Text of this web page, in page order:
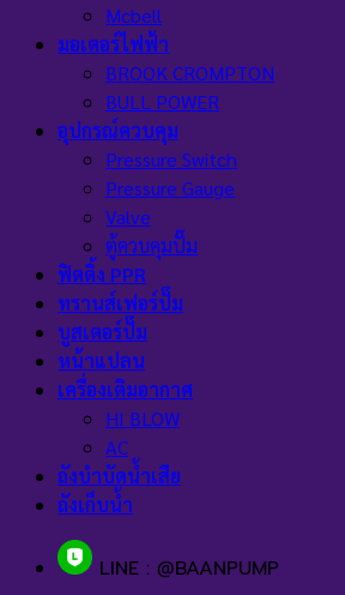
Mcbell
มอเตอร์ไฟฟ้า
BROOK CROMPTON
BULL POWER
อุปกรณ์ควบคุม
Pressure Switch
Pressure Gauge
Valve
ตู้ควบคุมปั๊ม
ฟิตติ้ง PPR
ทรานส์เฟอร์ปั๊ม
บูสเตอร์ปั๊ม
หน้าแปลน
เครื่องเติมอากาศ
HI BLOW
AC
ถังบำบัดน้ำเสีย
ถังเก็บน้ำ
LINE : @BAANPUMP